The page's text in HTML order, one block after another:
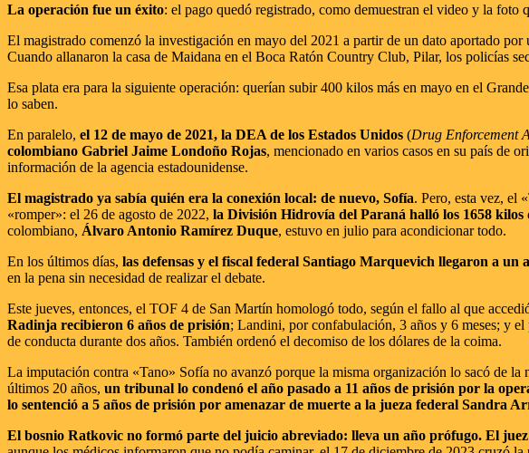
La operación fue un éxito: el pago quedó registrado, como demuestran el video y la foto
El magistrado comenzó la investigación en mayo del 2021 a partir de un dato aportado
Cuando allanaron la casa de Maidana en el Boca Ratón Country Club, Pilar, los policías
Esa plata era para la siguiente operación: querían subir 400 kilos más en mayo en el
lo saben.
En paralelo, el 12 de mayo de 2021, la DEA de los Estados Unidos (Drug Enforcement
colombiano Gabriel Jaime Londoño Rojas, mencionado en varios casos en su país de
información de la agencia estadounidense.
El magistrado ya sabía quién era la conexión local: de nuevo, Sofía. Pero, esta vez, el
«romper»: el 26 de agosto de 2022, la División Hidrovía del Paraná halló los 1658
colombiano, Álvaro Antonio Ramírez Duque, estuvo en julio para acondicionar todo.
En los últimos días, las defensas y el fiscal federal Santiago Marquevich llegaron a
en la pena sin necesidad de realizar el debate.
Este jueves, entonces, el TOF 4 de San Martín homologó todo, según el fallo al que
Radinja recibieron 6 años de prisión; Landini, por confabulación, 3 años y 6 meses; y
de conducta durante dos años. También ordenó el decomiso de los dólares de la coima.
La imputación contra «Tano» Sofía no avanzó porque la misma organización lo sacó de
últimos 20 años, un tribunal lo condenó el año pasado a 11 años de prisión por la
lo sentenció a 5 años de prisión por amenazar de muerte a la jueza federal Sandra
El bosnio Ratkovic no formó parte del juicio abreviado: lleva un año prófugo. El